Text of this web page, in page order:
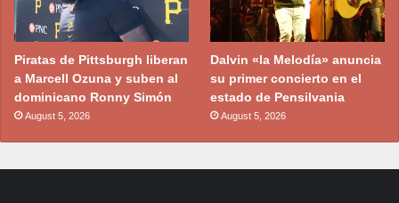
Piratas de Pittsburgh liberan
a Marcell Ozuna y suben al
dominicano Ronny Simón
August 5, 2026
Dalvin «la Melodía» anuncia
su primer concierto en el
estado de Pensilvania
August 5, 2026